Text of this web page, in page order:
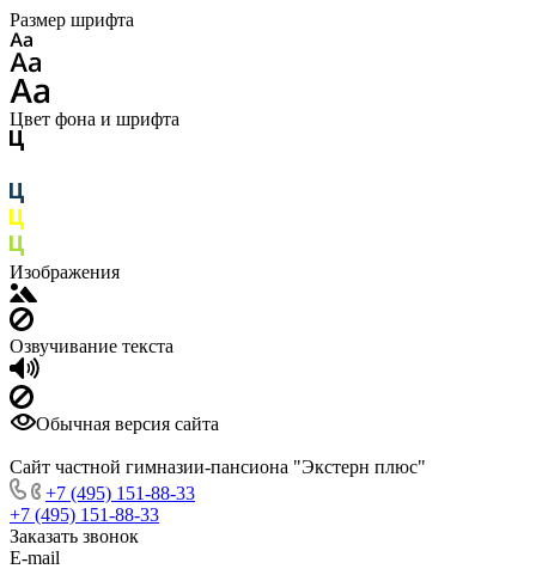
Размер шрифта
Цвет фона и шрифта
Изображения
Озвучивание текста
Обычная версия сайта
Сайт частной гимназии-пансиона "Экстерн плюс"
+7 (495) 151-88-33
+7 (495) 151-88-33
Заказать звонок
E-mail